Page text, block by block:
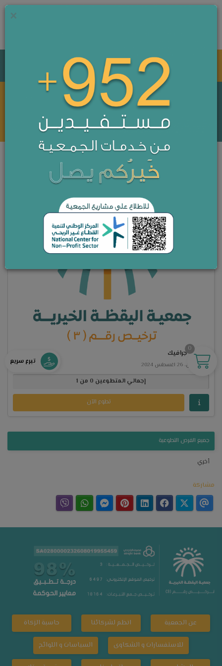
جمعية اليقظة النسائية الخيرية بالطائف
الفرص التطوعية
الفرص التطوعية
مصممة جرافيك
الاثنين، 26 اغسطس 2024
إجمالي المتطوعين 0 من 1
تطوع الآن
جميع الفرص التطوعية
أخري
مشاركة
عن الجمعية انظم لشركائنا حاسبة الزكاة
للاستفسارات و الشكاوى السياسات و اللوائح
تبرع سريع
0
×